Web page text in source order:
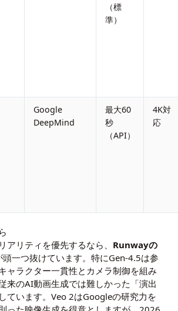
（標
準）
Google
DeepMind
最大60
秒
（API）
4K対
応
アリティを優先するなら、 Runwayの
頭一つ抜けています。特にGen-4.5は参
ャラクター一貫性とカメラ制御を組み
来のAI動画生成では難しかった「演出
ています。Veo 2はGoogleの研究力を